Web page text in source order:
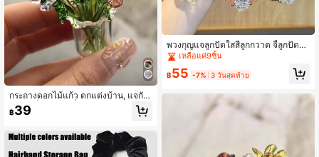
กระถางดอกไม้แก้ว ตกแต่งบ้าน, แจกัน
ขนาดเล็ก ดอกลิลลี่ คัลลา ดอกทิวลิป พื
ชเทียม ดอกไม้ ของขวัญ, ช่อดอกไม้เคลื
สีและขนาดเล็กน้อย) เหมาะสำหรับวันว
฿39
พวงกุญแจลูกปัดใสสีลูกกวาด จี้ลูกปัดน่
ารัก สำหรับกระเป๋าและหูฟัง ของตกแต่
ง ของขวัญวันหยุดและปาร์ตี้
เหลือแค่9ชิ้น
฿55 -7% 3 วันสุดท้าย